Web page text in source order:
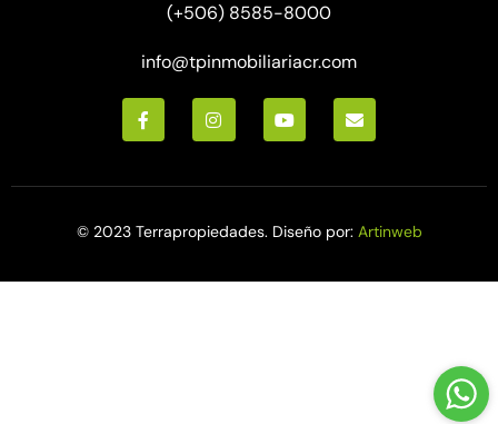
(+506) 8585-8000
info@tpinmobiliariacr.com
© 2023 Terrapropiedades. Diseño por: Artinweb